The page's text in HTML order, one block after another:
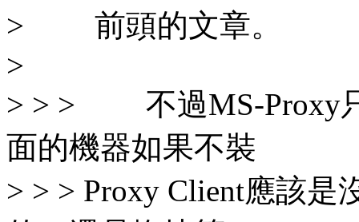
> 前頭的文章。
>
> > > 不過MS-Proxy只
面的機器如果不裝
> > > Proxy Client應該是